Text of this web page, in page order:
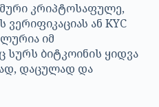
კრიპტოსაფულე,
ან KYC
იმ
სურს ბიტკოინის ყიდვა
დაცულად და